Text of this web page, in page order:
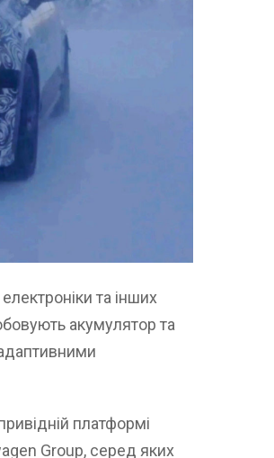
та інших
акумулятор та
платформі
Group, серед яких